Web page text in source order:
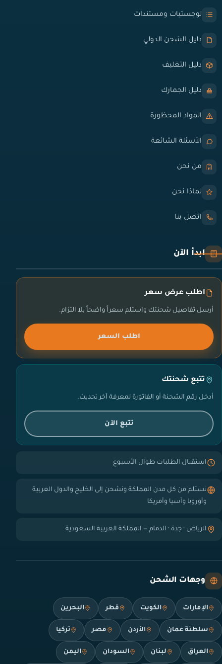
لوجستيات ومستندات
دليل الشحن الدولي
دليل التغليف
دليل الجمارك
المواد المحظورة
الأسئلة الشائعة
من نحن
لماذا نحن
اتصل بنا
ابدأ الآن
اطلب عرض سعر
أرسل تفاصيل شحنتك واستلم سعراً واضحاً بلا التزام.
اطلب السعر
تتبع شحنتك
أدخل رقم الشحنة أو الفاتورة لمعرفة آخر تحديث.
تتبع الآن
استقبال الطلبات طوال الأسبوع
نستلم من كل مدن المملكة ونشحن إلى الخليج والدول العربية
وأوروبا وآسيا وأمريكا
الرياض · جدة · الدمام — المملكة العربية السعودية
وجهات الشحن
الإمارات الكويت قطر البحرين
سلطنة عمان الأردن مصر تركيا
العراق لبنان السودان اليمن